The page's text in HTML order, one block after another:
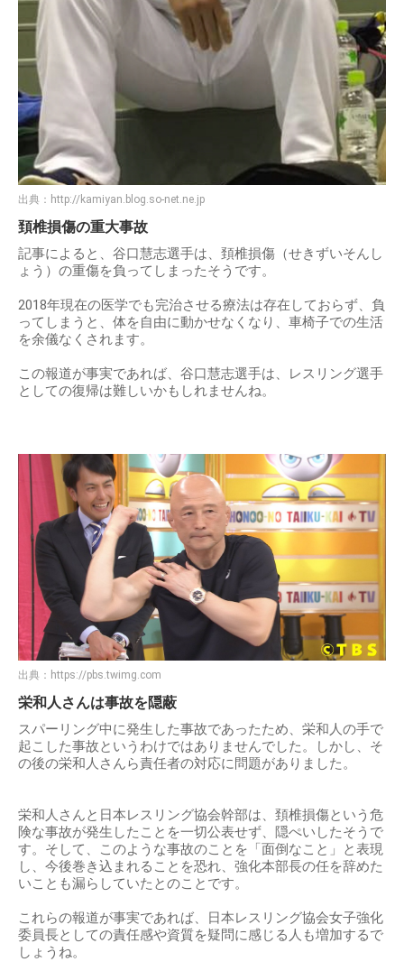
出典： http://kamiyan.blog.so-net.ne.jp
頚椎損傷の重大事故
記事によると、谷口慧志選手は、頚椎損傷（せきずいそんし
ょう）の重傷を負ってしまったそうです。
2018年現在の医学でも完治させる療法は存在しておらず、負
ってしまうと、体を自由に動かせなくなり、車椅子での生活
を余儀なくされます。
この報道が事実であれば、谷口慧志選手は、レスリング選手
としての復帰は難しいかもしれませんね。
出典： https://pbs.twimg.com
栄和人さんは事故を隠蔽
スパーリング中に発生した事故であったため、栄和人の手で
起こした事故というわけではありませんでした。しかし、そ
の後の栄和人さんら責任者の対応に問題がありました。
栄和人さんと日本レスリング協会幹部は、頚椎損傷という危
険な事故が発生したことを一切公表せず、隠ぺいしたそうで
す。そして、このような事故のことを「面倒なこと」と表現
し、今後巻き込まれることを恐れ、強化本部長の任を辞めた
いことも漏らしていたとのことです。
これらの報道が事実であれば、日本レスリング協会女子強化
委員長としての責任感や資質を疑問に感じる人も増加するで
しょうね。